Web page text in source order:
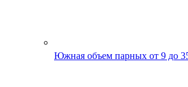
Южная объем парных от 9 до